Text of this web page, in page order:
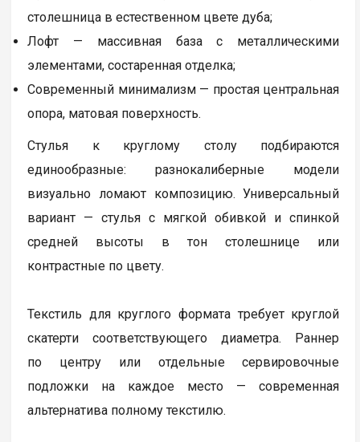
столешница в естественном цвете дуба;
Лофт — массивная база с металлическими
элементами, состаренная отделка;
Современный минимализм — простая центральная
опора, матовая поверхность.
Стулья к круглому столу подбираются
единообразные: разнокалиберные модели
визуально ломают композицию. Универсальный
вариант — стулья с мягкой обивкой и спинкой
средней высоты в тон столешнице или
контрастные по цвету.
Текстиль для круглого формата требует круглой
скатерти соответствующего диаметра. Раннер
по центру или отдельные сервировочные
подложки на каждое место — современная
альтернатива полному текстилю.